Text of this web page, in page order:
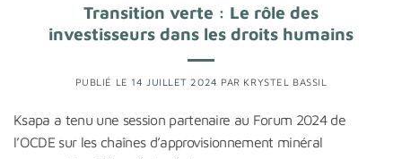
Transition verte : Le rôle des
investisseurs dans les droits humains
PUBLIÉ LE 14 JUILLET 2024 PAR KRYSTEL BASSIL
Ksapa a tenu une session partenaire au Forum 2024 de
l’OCDE sur les chaînes d’approvisionnement minéral